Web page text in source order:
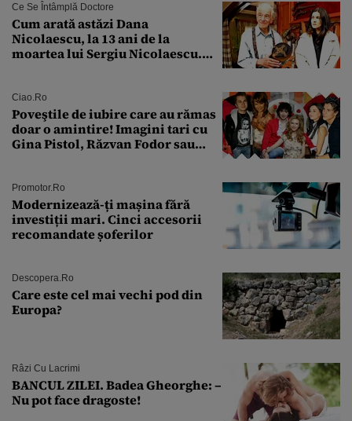
Ce Se Întâmplă Doctore
Cum arată astăzi Dana
Nicolaescu, la 13 ani de la
moartea lui Sergiu Nicolaescu.
Ciao.ro
Poveştile de iubire care au rămas
doar o amintire! Imagini tari cu
Gina Pistol, Răzvan Fodor sau
Promotor.ro
Modernizează-ți mașina fără
investiții mari. Cinci accesorii
recomandate șoferilor
Descopera.ro
Care este cel mai vechi pod din
Europa?
Râzi Cu Lacrimi
BANCUL ZILEI. Badea Gheorghe: –
Nu pot face dragoste!